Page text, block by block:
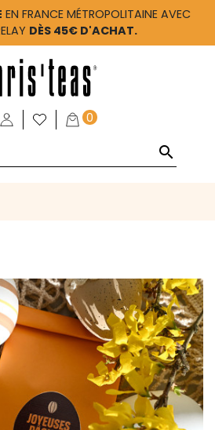
EN FRANCE MÉTROPOLITAINE AVEC
DÈS 45€ D'ACHAT.
0
